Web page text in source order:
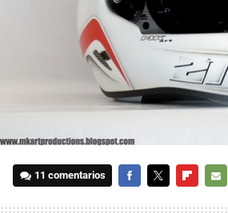
11 comentarios